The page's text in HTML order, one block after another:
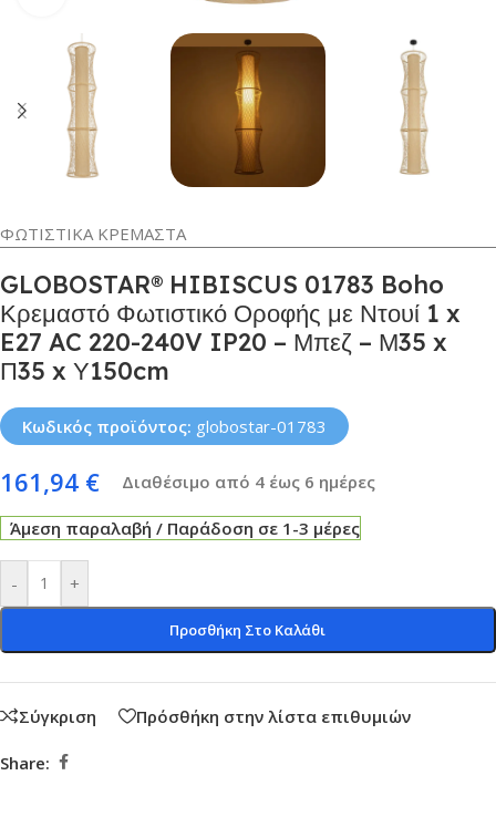
ΦΩΤΙΣΤΙΚΑ ΚΡΕΜΑΣΤΑ
GLOBOSTAR® HIBISCUS 01783 Boho
Κρεμαστό Φωτιστικό Οροφής με Ντουί 1 x
E27 AC 220-240V IP20 – Μπεζ – Μ35 x
Π35 x Υ150cm
Κωδικός προϊόντος: globostar-01783
161,94 € Διαθέσιμο από 4 έως 6 ημέρες
Άμεση παραλαβή / Παράδοση σε 1-3 μέρες
- +
Προσθήκη Στο Καλάθι
Σύγκριση Πρόσθήκη στην λίστα επιθυμιών
Share: